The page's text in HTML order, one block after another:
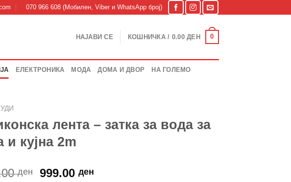
070 966 608 (Мобилен, Viber и WhatsApp број)
НАЈАВИ СЕ КОШНИЧКА / 0.00ДЕН 0
ЕЛЕКТРОНИКА МОДА ДОМА И ДВОР НА ГОЛЕМО
лента – затка за вода за
и кујна 2m
ден
Original
999.00ден